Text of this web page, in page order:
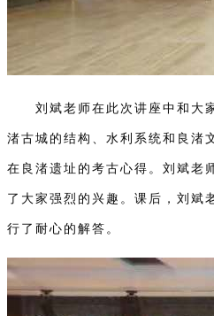
刘斌老师在此次讲座中和大
渚古城的结构、水利系统和良渚
在良渚遗址的考古心得。刘斌老
了大家强烈的兴趣。课后，刘斌
行了耐心的解答。